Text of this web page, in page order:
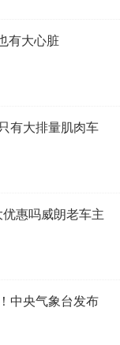
有大心脏
有大排量肌肉车
惠吗威朗老车主
中央气象台发布